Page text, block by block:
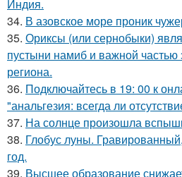
Индия.
34. В азовское море проник
35. Ориксы (или сернобыки)
пустыни намиб и важной частью
региона.
36. Подключайтесь в 19: 00 к
"анальгезия: всегда ли
37. На солнце произошла
38. Глобус луны.
год.
39. Высшее образование